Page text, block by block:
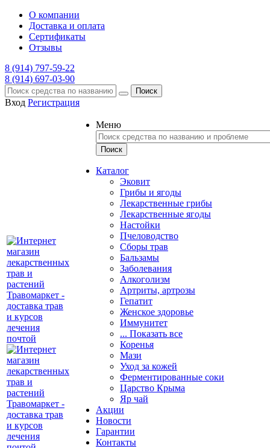
О компании
Доставка и оплата
Сертификаты
Отзывы
8 (914) 797-59-22
8 (914) 697-03-90
Поиск
Вход Регистрация
Меню
Каталог
Эковит
Грибы и ягоды
Лекарственные грибы
Лекарственные ягоды
Настойки
Пчеловодство
Сборы трав
Бальзамы
Заболевания
Алкоголизм
Артриты, артрозы
Гепатит
Женское здоровье
Иммунитет
... Показать все
Коренья
Мази
Уход за кожей
Ферментированные соки
Царство Крыма
Яр чай
Акции
Новости
Гарантии
Контакты